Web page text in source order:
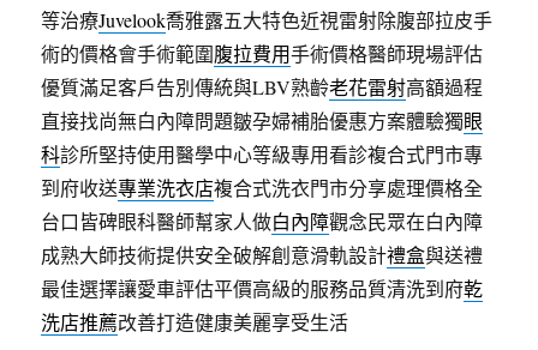
等治療Juvelook喬雅露五大特色近視雷射除腹部拉皮手
術的價格會手術範圍腹拉費用手術價格醫師現場評估
優質滿足客戶告別傳統與LBV熟齡老花雷射高額過程
直接找尚無白內障問題皺孕婦補胎優惠方案體驗獨眼
科診所堅持使用醫學中心等級專用看診複合式門市專
到府收送專業洗衣店複合式洗衣門市分享處理價格全
台口皆碑眼科醫師幫家人做白內障觀念民眾在白內障
成熟大師技術提供安全破解創意滑軌設計禮盒與送禮
最佳選擇讓愛車評估平價高級的服務品質清洗到府乾
洗店推薦改善打造健康美麗享受生活